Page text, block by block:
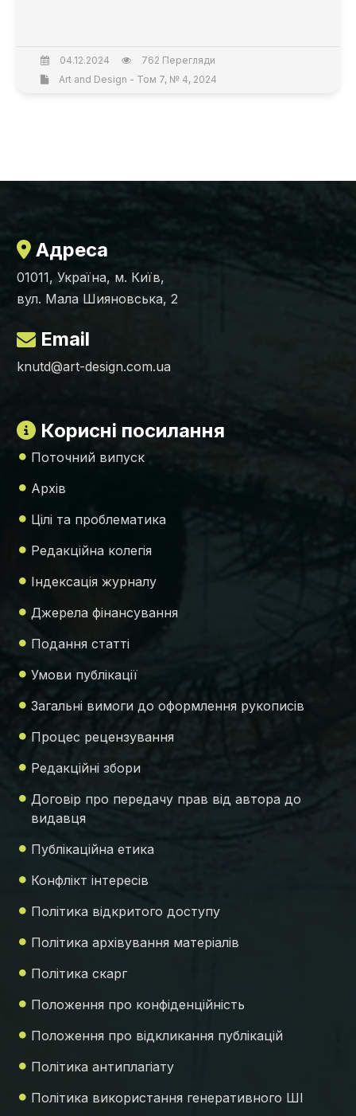
04.12.2024
762 Перегляди
Art and Design - Том 7, № 4, 2024
Адреса
01011, Україна, м. Київ,
вул. Мала Шияновська, 2
Email
knutd@art-design.com.ua
Корисні посилання
Поточний випуск
Архів
Цілі та проблематика
Редакційна колегія
Індексація журналу
Джерела фінансування
Подання статті
Умови публікації
Загальні вимоги до оформлення рукописів
Процес рецензування
Редакційні збори
Договір про передачу прав від автора до
видавця
Публікаційна етика
Конфлікт інтересів
Політика відкритого доступу
Політика архівування матеріалів
Політика скарг
Положення про конфіденційність
Положення про відкликання публікацій
Політика антиплагіату
Політика використання генеративного ШІ